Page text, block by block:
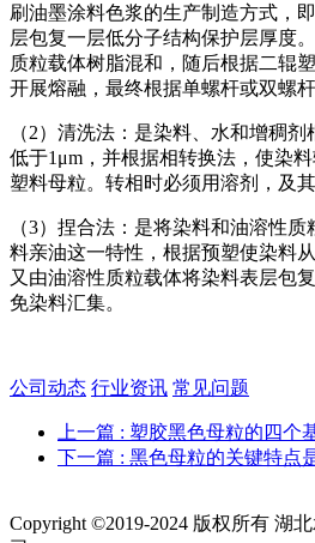
刷油墨涂料色浆的生产制造方式，
层包复一层低分子结构保护层厚度
质粒载体树脂混和，随后根据二辊
开展熔融，最终根据单螺杆或双螺
（2）清洗法：是染料、水和增稠
低于1μm，并根据相转换法，使染
塑料母粒。转相时必须用溶剂，及
（3）捏合法：是将染料和油溶性
料亲油这一特性，根据预塑使染料
又由油溶性质粒载体将染料表层包
免染料汇集。
公司动态 行业资讯 常见问题
上一篇 : 塑胶黑色母粒的四个
下一篇 : 黑色母粒的关键特点
Copyright ©2019-2024 版权所有 湖